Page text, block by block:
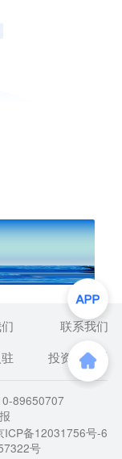
联系我们
投资者关系
89650707
ICP备12031756号-6
号